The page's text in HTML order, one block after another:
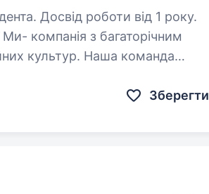
Досвід роботи від 1 року.
культур. Наша команда
Зберегти